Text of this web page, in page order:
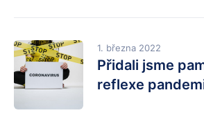
1. března 2022
Přidali jsme
reflexe